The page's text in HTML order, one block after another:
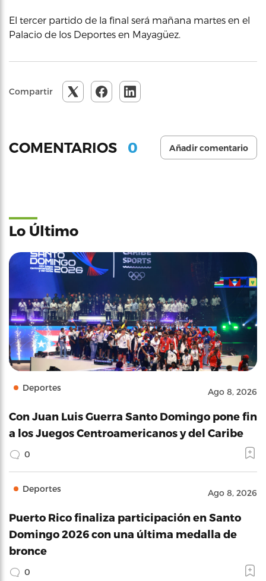
El tercer partido de la final será mañana martes en el
Palacio de los Deportes en Mayagüez.
Compartir
COMENTARIOS 0 Añadir comentario
Lo Último
Deportes Ago 8, 2026
Con Juan Luis Guerra Santo Domingo pone fin
a los Juegos Centroamericanos y del Caribe
0
Deportes Ago 8, 2026
Puerto Rico finaliza participación en Santo
Domingo 2026 con una última medalla de
bronce
0